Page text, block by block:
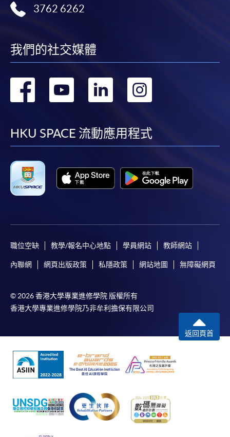
申請學歷頒授及專業課程可能需要其他資料，報名
表可向報名中心或有關課程負責人索取。填妥申請
表格後，請連同報名費/學費以及所需證明文件親
往報名中心或以郵遞方式遞交。
報讀同一學歷頒授課程內其他單元
用於一般學歷頒授課程。
課程負責人會為學員送上「註冊及學費通知」
有關繳費詳情，請參閱付款方法。如對報名程序有任
何疑問，請詳閱個別課程資料，或聯絡有關課程負責
課程/科目報名注意事項:
選用網上報名服務必須在已接駁互聯網及支援
JavaScript程式瀏覽器的電腦上進行。建議選用
申請人不應閒置申請超過10分鐘。否則，申請人
必須重新開始整個申請程序。
網上報名只支援「提早報讀優惠」。如需享用其他
報讀優惠，請親臨學院的報名中心報名。
在網上報名過程中，由於提交課程申請和付款在系
統處理上為兩個不同的程序，成功付款並不保證成
3762 6262
我們的社交媒體
轉
facebook
轉
youtube
轉
linkedin
轉
HKU SPACE 流動應用程式
職位空缺 教學/報名中心地點 學員網站 教師網站
內聯網 網頁出版政策 私隱政策 網站地圖 無障礙網頁
© 2026 香港大學專業進修學院 版權所有
香港大學專業進修學院乃非牟利擔保有限公司
返回頁首